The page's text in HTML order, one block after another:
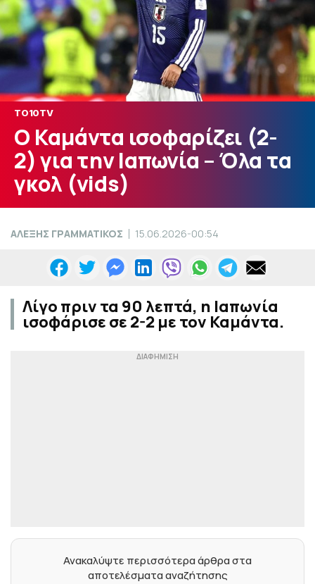
TO10TV
O Kαμάντα ισοφαρίζει (2-
2) για την Ιαπωνία – Όλα τα
γκολ (vids)
ΑΛΕΞΗΣ ΓΡΑΜΜΑΤΙΚΟΣ 15.06.2026-00:54
Λίγο πριν τα 90 λεπτά, η Ιαπωνία
ισοφάρισε σε 2-2 με τον Καμάντα.
Ανακαλύψτε περισσότερα άρθρα στα
αποτελέσματα αναζήτησης